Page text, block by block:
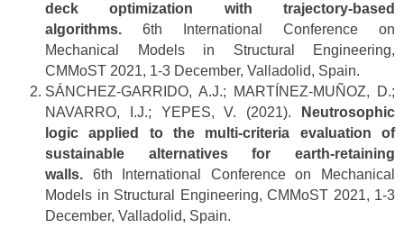
deck optimization with trajectory-based
algorithms. 6th International Conference on
Mechanical Models in Structural Engineering,
CMMoST 2021, 1-3 December, Valladolid, Spain.
SÁNCHEZ-GARRIDO, A.J.; MARTÍNEZ-MUÑOZ, D.;
NAVARRO, I.J.; YEPES, V. (2021).
Neutrosophic
logic applied to the multi-criteria evaluation of
sustainable alternatives for earth-retaining
walls. 6th International Conference on Mechanical
Models in Structural Engineering, CMMoST 2021, 1-3
December, Valladolid, Spain.